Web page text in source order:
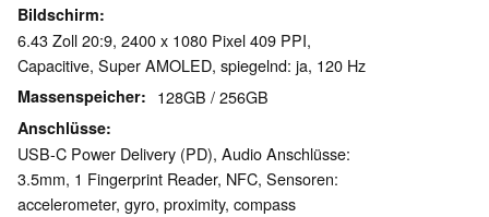
Bildschirm
6.43 Zoll 20:9, 2400 x 1080 Pixel 409 PPI,
Capacitive, Super AMOLED, spiegelnd: ja, 120 Hz
Massenspeicher 128GB / 256GB
Anschlüsse
USB-C Power Delivery (PD), Audio Anschlüsse:
3.5mm, 1 Fingerprint Reader, NFC, Sensoren:
accelerometer, gyro, proximity, compass